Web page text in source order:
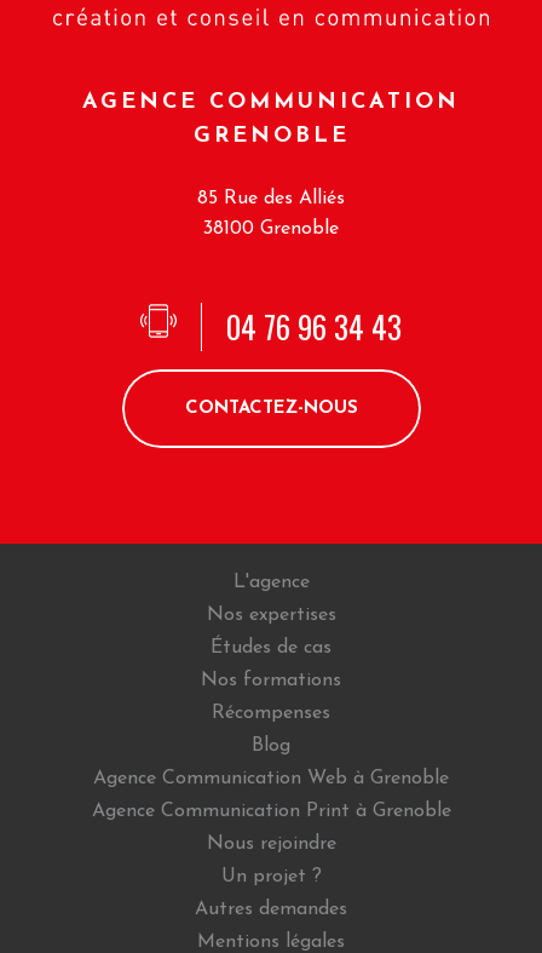
AGENCE COMMUNICATION
GRENOBLE
85 Rue des Alliés
38100 Grenoble
04 76 96 34 43
CONTACTEZ-NOUS
L'agence
Nos expertises
Études de cas
Nos formations
Récompenses
Blog
Agence Communication Web à Grenoble
Agence Communication Print à Grenoble
Nous rejoindre
Un projet ?
Autres demandes
Mentions légales